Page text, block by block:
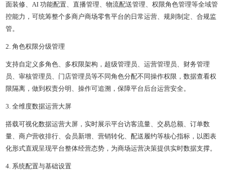
面装修、AI 功能配置、直播管理、物流配送管理、权限角色管理等全域管
控能力，可统筹整个多商户商场零售平台的日常运营、规则制定、合规监
管。
2. 角色权限分级管理
支持自定义多角色、多权限架构，超级管理员、运营管理员、财务管理
员、审核管理员、门店管理员等不同角色分配不同操作权限，数据查看权
限隔离，做到权责分明、操作可追溯，保障平台后台运营安全。
3. 全维度数据运营大屏
搭载可视化数据运营大屏，实时展示平台访客流量、交易总额、订单数
量、商户营收排行、会员新增、营销转化、配送履约等核心指标，以图表
化形式直观呈现平台整体经营态势，为商场运营决策提供实时数据支撑。
4. 系统配置与基础设置